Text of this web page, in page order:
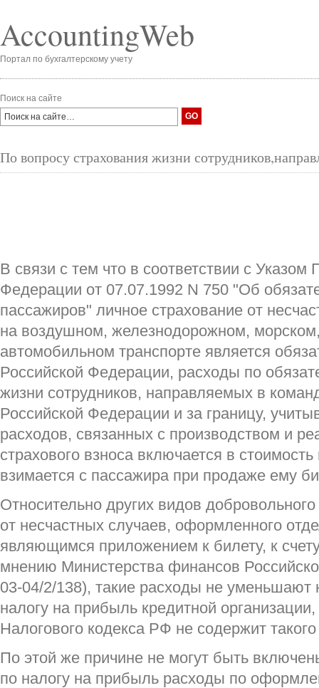
AccountingWeb
Портал по бухгалтерскому учету
Поиск на сайте
По вопросу страхования жизни
В связи с тем что в соответствии с Указом
Федерации от 07.07.1992 N 750 "Об
пассажиров" личное страхование от
на воздушном, железнодорожном,
автомобильном транспорте является
Российской Федерации, расходы по
жизни сотрудников, направляемых в
Российской Федерации и за границу,
расходов, связанных с производством и
страхового взноса включается в
взимается с пассажира при продаже ему
Относительно других видов
от несчастных случаев, оформленного
являющимся приложением к билету, к
мнению Министерства финансов
03-04/2/138), такие расходы не уменьшают
налогу на прибыль кредитной организации,
Налогового кодекса РФ не содержит
По этой же причине не могут быть
по налогу на прибыль расходы по